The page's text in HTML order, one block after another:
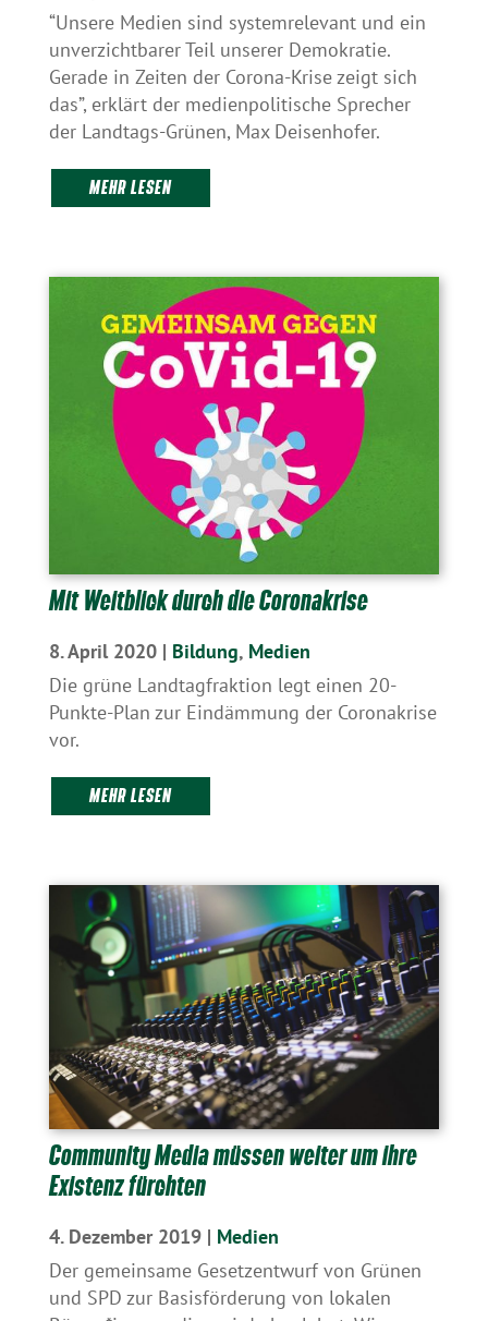
“Unsere Medien sind systemrelevant und ein
unverzichtbarer Teil unserer Demokratie.
Gerade in Zeiten der Corona-Krise zeigt sich
das”, erklärt der medienpolitische Sprecher
der Landtags-Grünen, Max Deisenhofer.
MEHR LESEN
Mit Weitblick durch die Coronakrise
8. April 2020| Bildung, Medien
Die grüne Landtagfraktion legt einen 20-
Punkte-Plan zur Eindämmung der Coronakrise
vor.
MEHR LESEN
Community Media müssen weiter um ihre
Existenz fürchten
4. Dezember 2019| Medien
Der gemeinsame Gesetzentwurf von Grünen
und SPD zur Basisförderung von lokalen